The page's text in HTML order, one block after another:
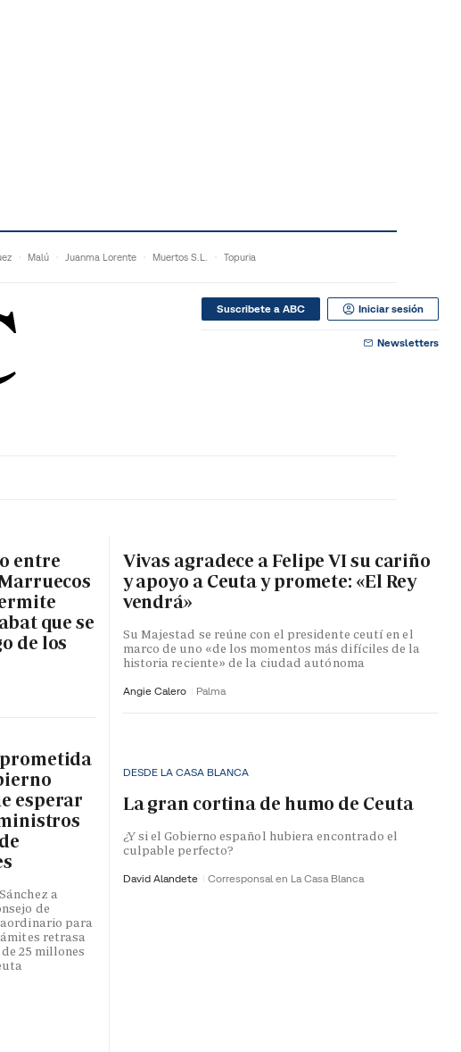
Malú Juanma Lorente Muertos S.L. Topuria
Suscribete a ABC Iniciar sesión
Newsletters
entre
que se
de los
esperar
a
de
para
retrasa
25 millones
Vivas agradece a Felipe VI su cariño
y apoyo a Ceuta y promete: «El Rey
vendrá»
Su Majestad se reúne con el presidente ceutí en el
marco de uno «de los momentos más difíciles de la
historia reciente» de la ciudad autónoma
Angie Calero Palma
DESDE LA CASA BLANCA
La gran cortina de humo de Ceuta
¿Y si el Gobierno español hubiera encontrado el
culpable perfecto?
David Alandete Corresponsal en La Casa Blanca